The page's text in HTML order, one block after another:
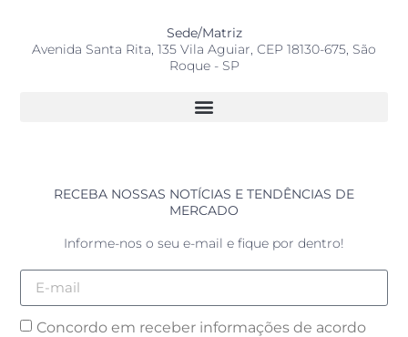
Sede/Matriz
Avenida Santa Rita, 135 Vila Aguiar, CEP 18130-675, São
Roque - SP
RECEBA NOSSAS NOTÍCIAS E TENDÊNCIAS DE
MERCADO
Informe-nos o seu e-mail e fique por dentro!
Concordo em receber informações de acordo